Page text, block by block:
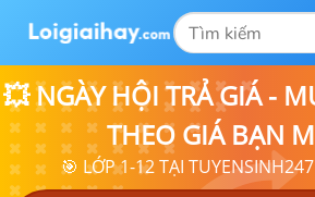
💥 NGÀY HỘI TRẢ GIÁ -
THEO GIÁ BẠN
🎯 LỚP 1-12 TẠI